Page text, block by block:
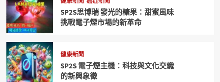
SP2S思博瑞 發光的糖果：甜蜜風味
挑戰電子煙市場的新革命
健康新聞
SP2S 電子煙主機：科技與文化交織
的新興象徵